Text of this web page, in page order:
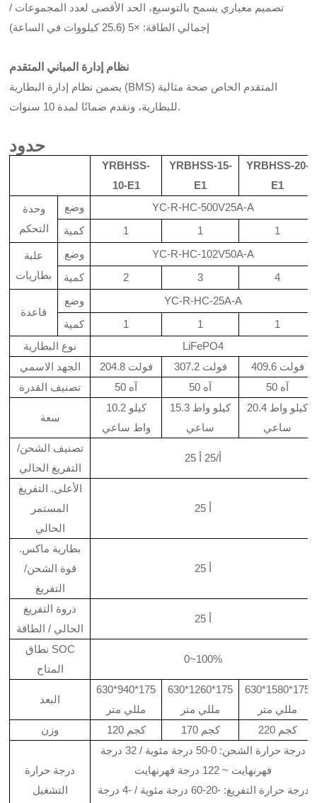
تصميم معياري يسمح بالتوسيع، الحد الأقصى لعدد المجموعات /
إجمالي الطاقة: ×5 (25.6 كيلووات في الساعة)
نظام إدارة المباني المتقدم
يضمن نظام إدارة البطارية (BMS) المتقدم الخاص صحة مثالية
للبطارية، ونقدم ضمانًا لمدة 10 سنوات.
حدود
YRBHSS-
10-E1
YRBHSS-15-
E1
YRBHSS-20-
E1
وحدة
التحكم
وضع
YC-R-HC-500V25A-A
كمية
1 1 1
علبة
بطاريات
وضع
YC-R-HC-102V50A-A
كمية
2 3 4
قاعدة
وضع
YC-R-HC-25A-A
كمية
1 1
1
نوع البطارية
LiFePO4
الجهد الاسمي
204.8 فولت 307.2 فولت
409.6 فولت
تصنيف القدرة
50 آه 50 آه 50 آه
سعة
10.2 كيلو
واط ساعي
15.3 كيلو واط
ساعي
20.4 كيلو واط
ساعي
تصنيف الشحن/
التفريغ الحالي
25 أ/25 أ
الأعلى. التفريغ
المستمر
الحالي
25 أ
بطارية ماكس.
قوة الشحن/
التفريغ
25 أ
ذروة التفريغ
الحالي / الطاقة
25 أ
نطاق SOC
المتاح
0~100%
البعد
630*940*175
مللي متر
630*1260*175
مللي متر
630*1580*175
مللي متر
وزن
120 كجم 170 كجم 220 كجم
درجة حرارة
التشغيل
درجة حرارة الشحن: 0-50 درجة مئوية / 32 درجة
فهرنهايت ~ 122 درجة فهرنهايت
درجة حرارة التفريغ: -20-60 درجة مئوية / -4 درجة